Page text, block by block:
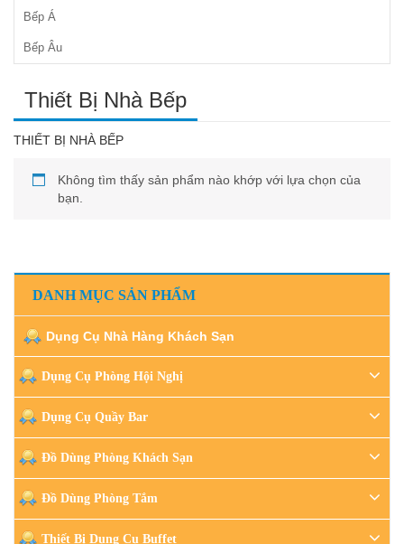
Bếp Á
Bếp Âu
Thiết Bị Nhà Bếp
THIẾT BỊ NHÀ BẾP
Không tìm thấy sản phẩm nào khớp với lựa chọn của
bạn.
DANH MỤC SẢN PHẨM
Dụng Cụ Nhà Hàng Khách Sạn
Dụng Cụ Phòng Hội Nghị
Dụng Cụ Quầy Bar
Đồ Dùng Phòng Khách Sạn
Đồ Dùng Phòng Tắm
Thiết Bị Dụng Cụ Buffet